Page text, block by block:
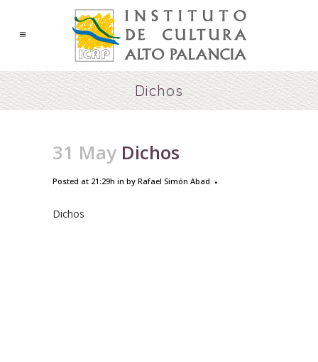
Dichos
31 May Dichos
Posted at 21:29h in by Rafael Simón Abad
Dichos